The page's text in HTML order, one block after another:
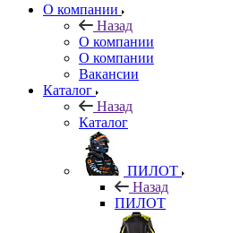
О компании
Назад
О компании
О компании
Вакансии
Каталог
Назад
Каталог
ПИЛОТ
Назад
ПИЛОТ